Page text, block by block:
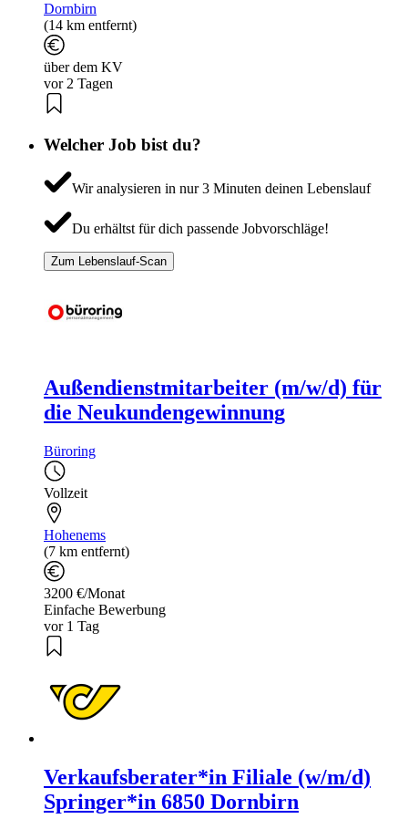
Dornbirn
(14 km entfernt)
über dem KV
vor 2 Tagen
Welcher Job bist du?
Wir analysieren in nur 3 Minuten deinen Lebenslauf
Du erhältst für dich passende Jobvorschläge!
Zum Lebenslauf-Scan
Außendienstmitarbeiter (m/w/d) für
die Neukundengewinnung
Büroring
Vollzeit
Hohenems
(7 km entfernt)
3200 €/Monat
Einfache Bewerbung
vor 1 Tag
Verkaufsberater*in Filiale (w/m/d)
Springer*in 6850 Dornbirn